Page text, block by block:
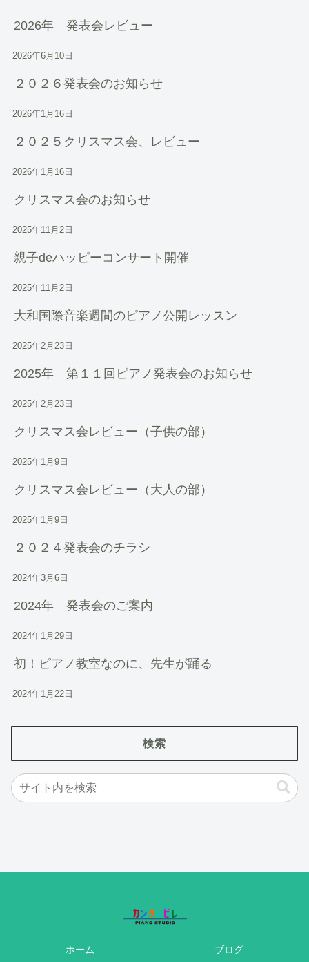
2026年 発表会レビュー
2026年6月10日
２０２６発表会のお知らせ
2026年1月16日
２０２５クリスマス会、レビュー
2026年1月16日
クリスマス会のお知らせ
2025年11月2日
親子deハッピーコンサート開催
2025年11月2日
大和国際音楽週間のピアノ公開レッスン
2025年2月23日
2025年 第１１回ピアノ発表会のお知らせ
2025年2月23日
クリスマス会レビュー（子供の部）
2025年1月9日
クリスマス会レビュー（大人の部）
2025年1月9日
２０２４発表会のチラシ
2024年3月6日
2024年 発表会のご案内
2024年1月29日
初！ピアノ教室なのに、先生が踊る
2024年1月22日
検索
ホーム ブログ